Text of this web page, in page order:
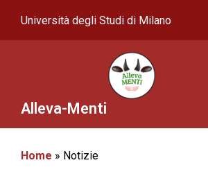
Università degli Studi di Milano
Alleva-Menti
Home » Notizie